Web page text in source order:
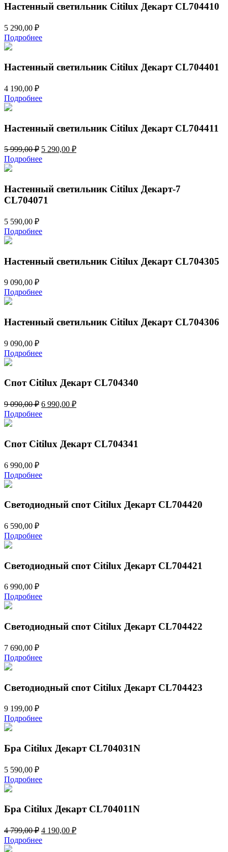
399,00 ₽.
Настенный светильник Citilux Декарт CL704410
5 290,00 ₽
Подробнее
Настенный светильник Citilux Декарт CL704401
4 190,00 ₽
Подробнее
Настенный светильник Citilux Декарт CL704411
5 999,00₽ Первоначальная
цена
составляла
999,00 ₽.
5 290,00 ₽Текущая
Подробнее
Настенный светильник Citilux Декарт-7
CL704071
5 590,00 ₽
Подробнее
Настенный светильник Citilux Декарт CL704305
9 090,00 ₽
Подробнее
Настенный светильник Citilux Декарт CL704306
9 090,00 ₽
Подробнее
Спот Citilux Декарт CL704340
9 090,00₽ Первоначальная
цена
составляла
090,00 ₽.
6 990,00 ₽Текущая
Подробнее
Спот Citilux Декарт CL704341
6 990,00 ₽
Подробнее
Светодиодный спот Citilux Декарт CL704420
6 590,00 ₽
Подробнее
Светодиодный спот Citilux Декарт CL704421
6 990,00 ₽
Подробнее
Светодиодный спот Citilux Декарт CL704422
7 690,00 ₽
Подробнее
Светодиодный спот Citilux Декарт CL704423
9 199,00 ₽
Подробнее
Бра Citilux Декарт CL704031N
5 590,00 ₽
Подробнее
Бра Citilux Декарт CL704011N
4 799,00₽ Первоначальная
цена
составляла
4 190,00 ₽Текущая
Подробнее